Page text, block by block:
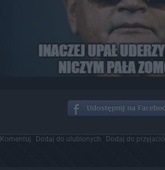
Komentuj Dodaj do ulubionych Dodaj do przyjaciół